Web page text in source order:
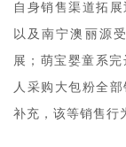
自身销售渠道拓
以及南宁澳丽源
展；萌宝婴童系
人采购大包粉全
补充，该等销售行